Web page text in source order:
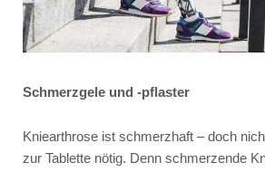
Schmerzgele und -pflaster
Kniearthrose ist schmerzhaft – doch
zur Tablette nötig. Denn schmerzende